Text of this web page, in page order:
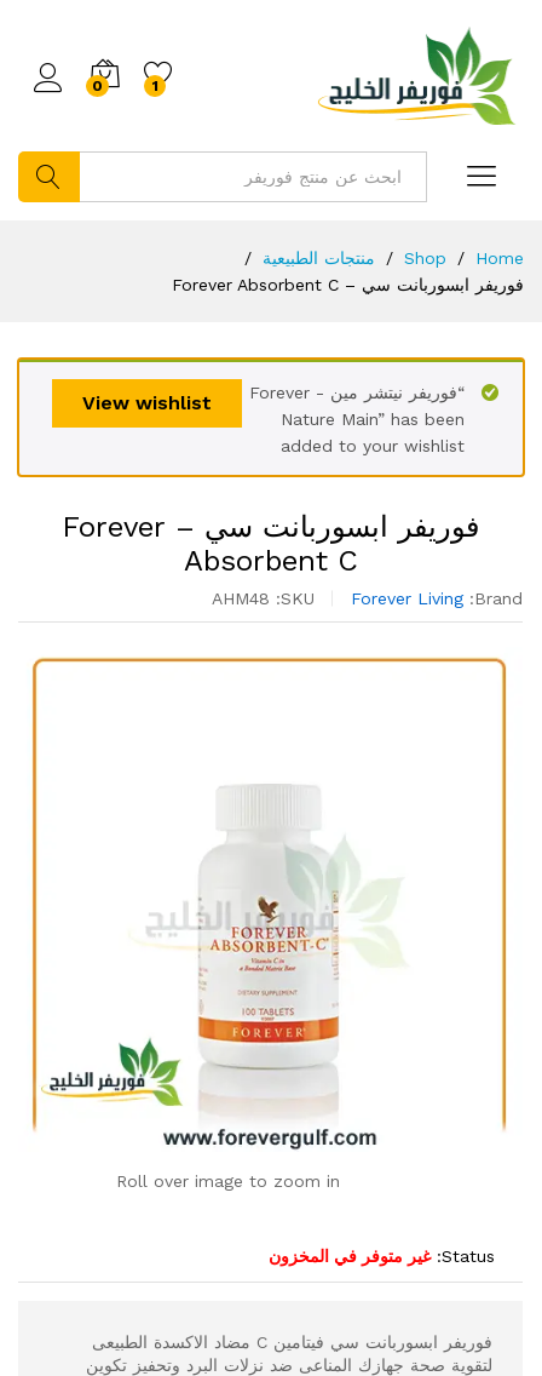
1
0
Home
/
Shop
/ منتجات الطبيعية
/
فوريفر ابسوربانت سي – Forever Absorbent C
View wishlist
“فوريفر نيتشر مين - Forever
Nature Main” has been
added to your wishlist
فوريفر ابسوربانت سي – Forever
Absorbent C
Brand:
Forever Living
SKU:
AHM48
Roll over image to zoom in
Status: غير متوفر في المخزون
فوريفر ابسوربانت سي فيتامين C مضاد الاكسدة الطبيعى
لتقوية صحة جهازك المناعى ضد نزلات البرد وتحفيز تكوين